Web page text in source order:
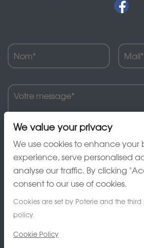
J'ai lu et accepte la charte de
We value your privacy
We use cookies to enhance your
experience, serve personalised
analyse our traffic. By clicking
consent to our use of cookies.
Cookies are set by Poterie and the third
policy.
Cookie Policy